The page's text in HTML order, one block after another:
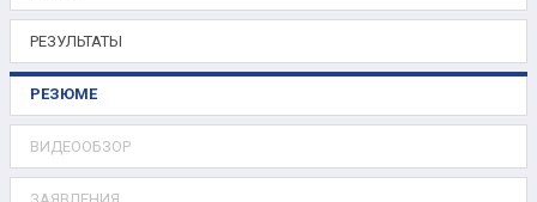
РЕЗУЛЬТАТЫ
РЕЗЮМЕ
ВИДЕООБЗОР